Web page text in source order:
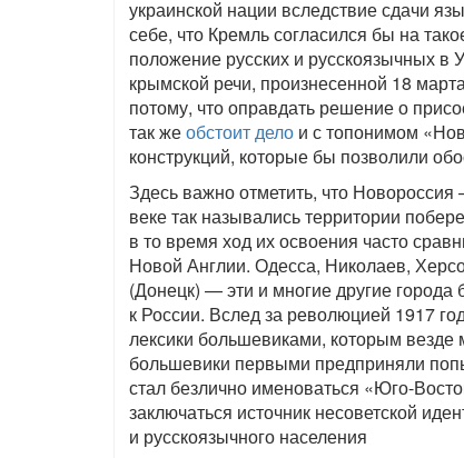
украинской нации вследствие сдачи
себе, что Кремль согласился бы на
положение русских и русскоязычных в
крымской речи, произнесенной 18
потому, что оправдать решение о
так жеобстоит дело и с топонимом
конструкций, которые бы позволили
Здесь важно отметить, что
веке так назывались территории
в то время ход их освоения часто
Новой Англии. Одесса, Николаев,
(Донецк) — эти и многие другие
к России. Вслед за революцией 1917
лексики большевиками, которым
большевики первыми предприняли
стал безлично именоваться «Юго-
заключаться источник несоветской
и русскоязычного населения